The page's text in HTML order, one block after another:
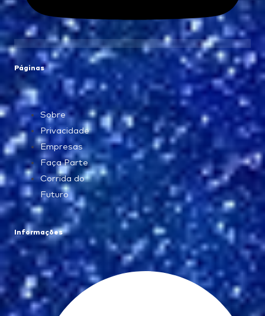
Páginas
Sobre
Privacidade
Empresas
Faça Parte
Corrida do
Futuro
Informações